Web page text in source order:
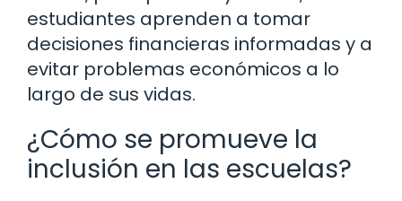
estudiantes aprenden a tomar
decisiones financieras informadas y a
evitar problemas económicos a lo
largo de sus vidas.
¿Cómo se promueve la
inclusión en las escuelas?